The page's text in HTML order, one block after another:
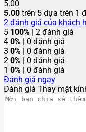
5.00
5.00 trên 5 dựa trên 1
2 đánh giá của khách
5 100% | 2 đánh giá
4 0% | 0 đánh giá
3 0% | 0 đánh giá
2 0% | 0 đánh giá
1 0% | 0 đánh giá
Đánh giá ngay
Đánh giá Thay mặt